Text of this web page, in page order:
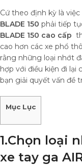
Cứ theo định kỳ là
BLADE 150 phải tiếp
BLADE 150 cao cấp
cao hơn các xe phổ
rằng những loại nhớt
hợp với điều kiện đi lại
bạn giải quyết vấn đề
Mục Lục
1.Chọn loại
xe tay ga